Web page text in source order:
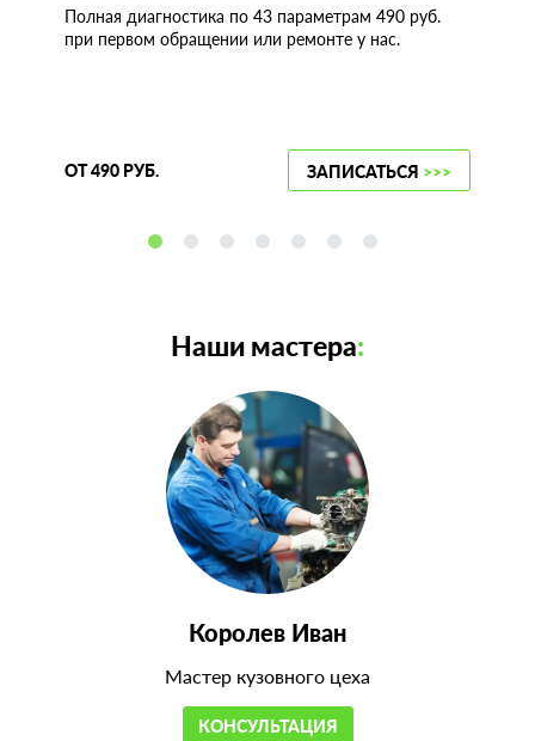
Полная диагностика по 43 параметрам 490 руб.
при первом обращении или ремонте у нас.
ОТ 490 РУБ. ЗАПИСАТЬСЯ >>>
Наши мастера:
Королев Иван
Мастер кузовного цеха
КОНСУЛЬТАЦИЯ